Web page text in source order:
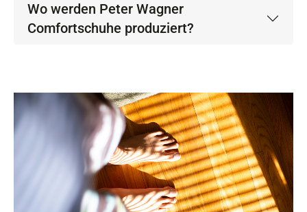
Wo werden Peter Wagner
Comfortschuhe produziert?